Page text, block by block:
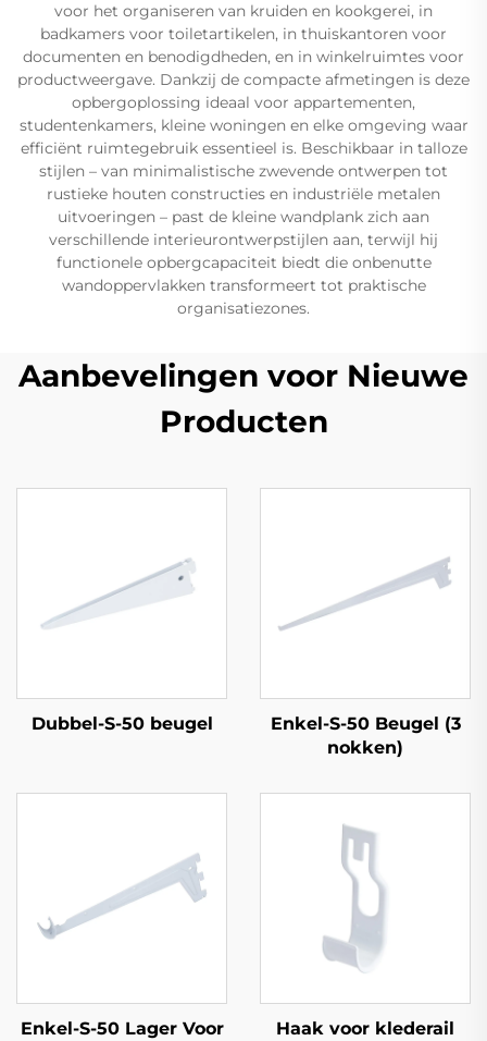
voor het organiseren van kruiden en kookgerei, in
badkamers voor toiletartikelen, in thuiskantoren voor
documenten en benodigdheden, en in winkelruimtes voor
productweergave. Dankzij de compacte afmetingen is deze
opbergoplossing ideaal voor appartementen,
studentenkamers, kleine woningen en elke omgeving waar
efficiënt ruimtegebruik essentieel is. Beschikbaar in talloze
stijlen – van minimalistische zwevende ontwerpen tot
rustieke houten constructies en industriële metalen
uitvoeringen – past de kleine wandplank zich aan
verschillende interieurontwerpstijlen aan, terwijl hij
functionele opbergcapaciteit biedt die onbenutte
wandoppervlakken transformeert tot praktische
organisatiezones.
Aanbevelingen voor Nieuwe
Producten
Dubbel-S-50 beugel
Enkel-S-50 Beugel (3
nokken)
Enkel-S-50 Lager Voor
Haak voor klederail